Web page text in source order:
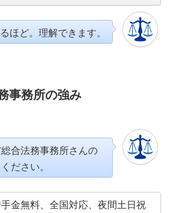
ほど。理解できます。
事務所の強み
合法務事務所さんの
ださい。
金無料、全国対応、夜間土日祝